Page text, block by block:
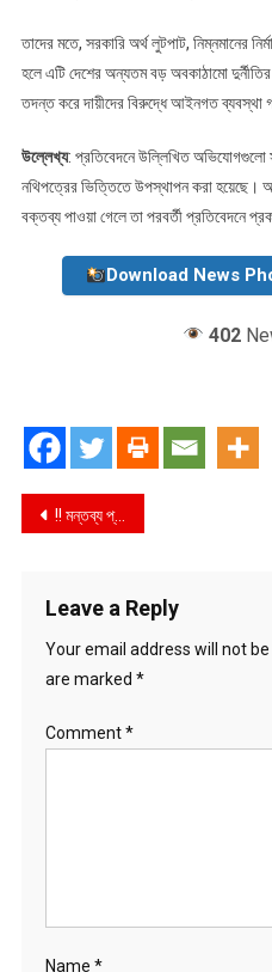
তাদের মতে, সরকারি অর্থ লুটপাট, নিম্নমানের
হলে এটি দেশের অন্যতম বড় অবকাঠামো
তদন্ত করে দায়ীদের বিরুদ্ধে আইনগত ব্যবস্থা
উল্লেখ্য: প্রতিবেদনে উল্লিখিত অভিযোগগুলো
নথিপত্রের ভিত্তিতে উপস্থাপন করা হয়েছে।
বক্তব্য পাওয়া গেলে তা পরবর্তী প্রতিবেদনে
Download News
402
Post
!! মন্তব্য প্রতিবেদন !! মির্জা আব্বাস মাইনাস ‘ বিএনপির হবে সর্বনাশ : মির্জা আব্বাসেরমত একজন ভদ্র ও পরিচ্ছন্ন রাজনীতিবিদকে আমরা হারাতে চলেছি ?
Leave a Reply
Your email address will not be
are marked *
Comment*
Name *